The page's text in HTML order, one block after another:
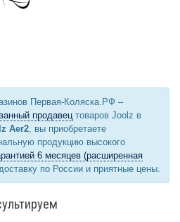
Первая-Коляска.РФ –
продавецтоваров Joolz в
Aer2, вы приобретаете
продукцию высокого
6 месяцев (расширенная
по России и приятные цены.